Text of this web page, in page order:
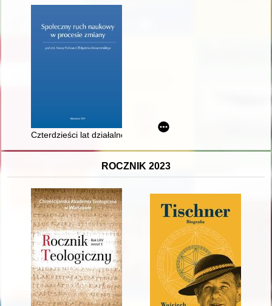
Czterdzieści lat działalności łęczyckiego Oddziału
ROCZNIK 2023